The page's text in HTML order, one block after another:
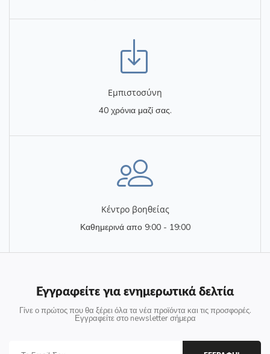
Eμπιστοσύνη
40 χρόνια μαζί σας.
Κέντρο βοηθείας
Καθημερινά απο 9:00 - 19:00
Εγγραφείτε για ενημερωτικά δελτία
Γίνε ο πρώτος που θα ξέρει όλα τα νέα προϊόντα και τις προσφορές.
Εγγραφείτε στο newsletter σήμερα